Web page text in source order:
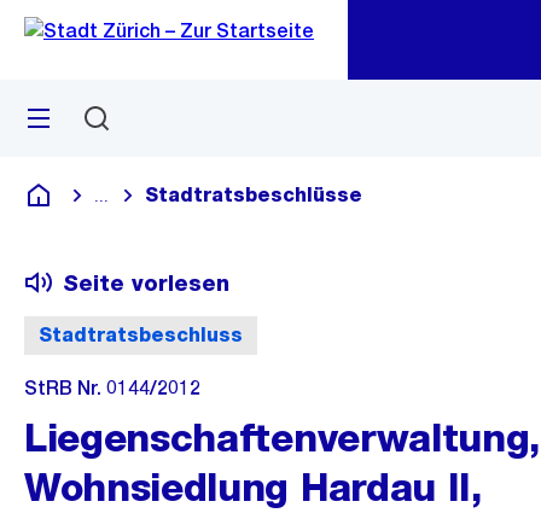
Navigation
Sprunglink
Menü
Deutsch
Blende alle Breadcrumbs ein
Stadtratsbeschlüsse
Stadtratsbeschluss
Seite vorlesen
StRB Nr. 0144/2012
Liegenschaftenverwaltung,
Wohnsiedlung Hardau II,